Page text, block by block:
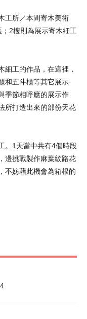
工所／本間寄木美術
2樓則為展示寄木細工
細工的作品，在這裡，
和五斗櫃等其它展示
季節相呼應的展示作
所打造出來的部份天花
。1天當中共有4個時段
邊挑戰製作麻葉紋路花
不妨藉此機會為箱根的